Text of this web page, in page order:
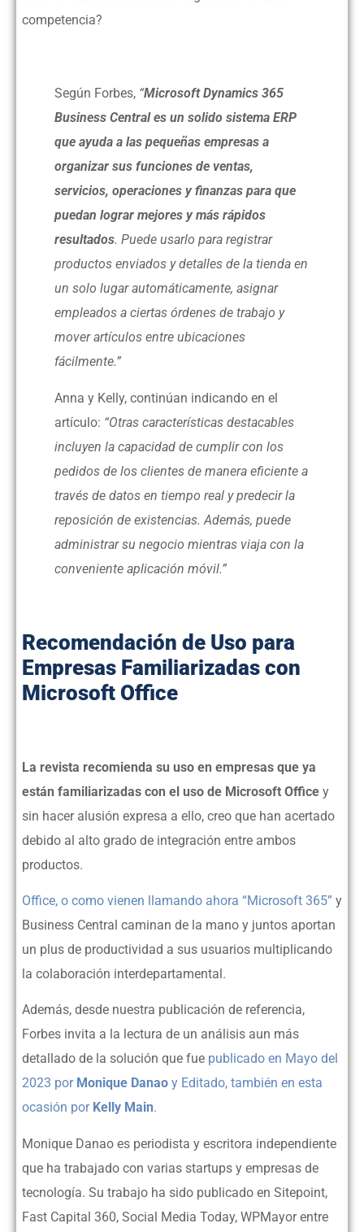
competencia?
Según Forbes, “Microsoft Dynamics 365
Business Central es un solido sistema ERP
que ayuda a las pequeñas empresas a
organizar sus funciones de ventas,
servicios, operaciones y finanzas para que
puedan lograr mejores y más rápidos
resultados. Puede usarlo para registrar
productos enviados y detalles de la tienda en
un solo lugar automáticamente, asignar
empleados a ciertas órdenes de trabajo y
mover artículos entre ubicaciones
fácilmente.”
Anna y Kelly, continúan indicando en el
artículo: “Otras características destacables
incluyen la capacidad de cumplir con los
pedidos de los clientes de manera eficiente a
través de datos en tiempo real y predecir la
reposición de existencias. Además, puede
administrar su negocio mientras viaja con la
conveniente aplicación móvil.”
Recomendación de Uso para
Empresas Familiarizadas con
Microsoft Office
La revista recomienda su uso en empresas que ya
están familiarizadas con el uso de Microsoft Office y
sin hacer alusión expresa a ello, creo que han acertado
debido al alto grado de integración entre ambos
productos.
Office, o como vienen llamando ahora “Microsoft 365” y
Business Central caminan de la mano y juntos aportan
un plus de productividad a sus usuarios multiplicando
la colaboración interdepartamental.
Además, desde nuestra publicación de referencia,
Forbes invita a la lectura de un análisis aun más
detallado de la solución que fue publicado en Mayo del
2023 por Monique Danao y Editado, también en esta
ocasión por Kelly Main.
Monique Danao es periodista y escritora independiente
que ha trabajado con varias startups y empresas de
tecnología. Su trabajo ha sido publicado en Sitepoint,
Fast Capital 360, Social Media Today, WPMayor entre